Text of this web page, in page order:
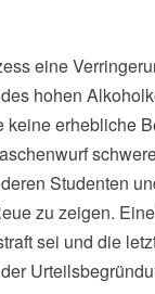
eine
hohen
erhebliche
Studenten
zu zeigen.
sei und die